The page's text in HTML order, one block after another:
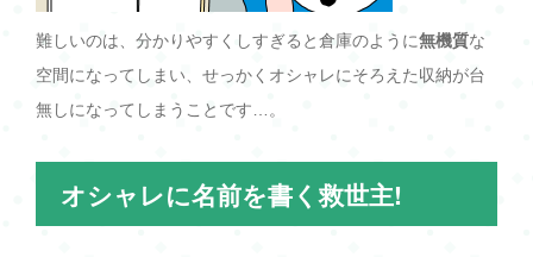
難しいのは、分かりやすくしすぎると倉庫のように無機質な
空間になってしまい、せっかくオシャレにそろえた収納が台
無しになってしまうことです…。
オシャレに名前を書く救世主!